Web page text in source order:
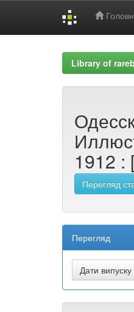
Library of
1912 :
Перегляд
Перегляд